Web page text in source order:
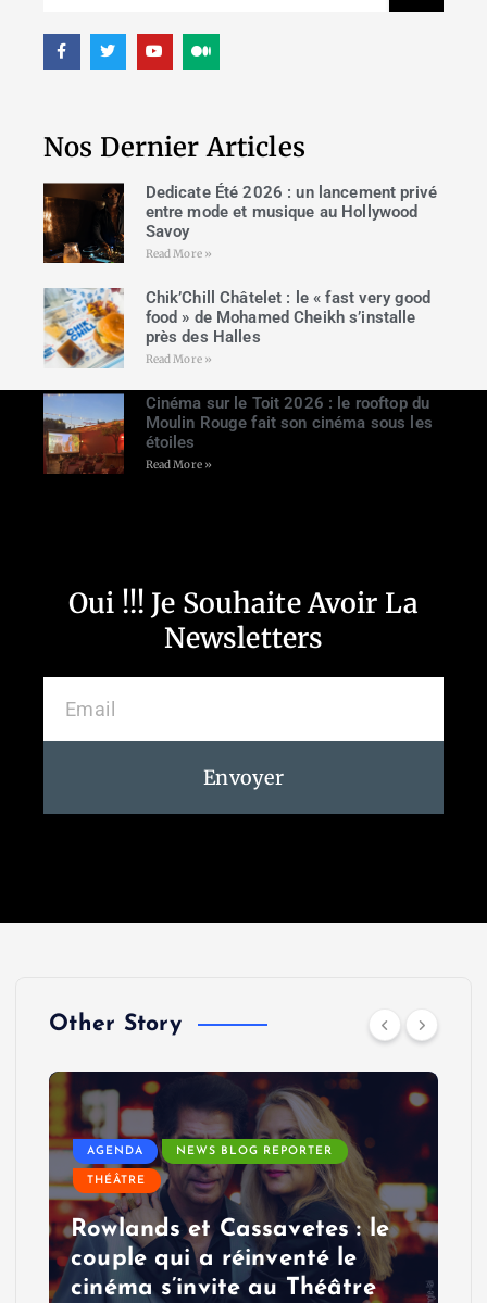
Nos Dernier Articles
Dedicate Été 2026 : un lancement privé
entre mode et musique au Hollywood
Savoy
Read More »
Chik’Chill Châtelet : le « fast very good
food » de Mohamed Cheikh s’installe
près des Halles
Read More »
Cinéma sur le Toit 2026 : le rooftop du
Moulin Rouge fait son cinéma sous les
étoiles
Read More »
Oui !!! Je Souhaite Avoir La
Newsletters
Envoyer
Other Story
AGENDA NEWS BLOG REPORTER
THÉÂTRE
Rowlands et Cassavetes : le
couple qui a réinventé le
cinéma s’invite au Théâtre